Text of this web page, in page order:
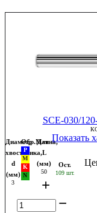
SCE-030/
Диаметр
хвостовика,
d
(мм)
3
Обр.МатДлина,
L
(мм)
50
Показать
Ост.
109 шт.
+
−